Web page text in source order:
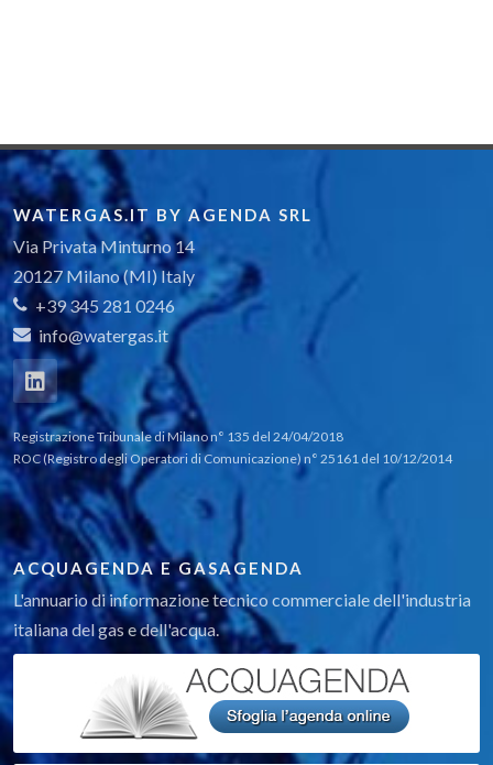
WATERGAS.IT BY AGENDA SRL
Via Privata Minturno 14
20127 Milano (MI) Italy
+39 345 281 0246
info@watergas.it
Registrazione Tribunale di Milano n° 135 del 24/04/2018
ROC (Registro degli Operatori di Comunicazione) n° 25161 del 10/12/2014
ACQUAGENDA E GASAGENDA
L'annuario di informazione tecnico commerciale dell'industria
italiana del gas e dell'acqua.